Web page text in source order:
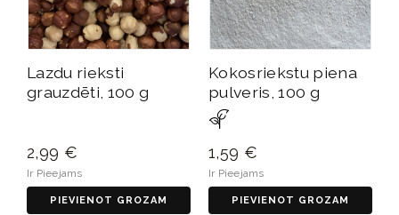
Lazdu rieksti
grauzdēti, 100 g
2,99 €
Ir Pieejams
PIEVIENOT GROZAM
Kokosriekstu piena
pulveris, 100 g
1,59 €
Ir Pieejams
PIEVIENOT GROZAM